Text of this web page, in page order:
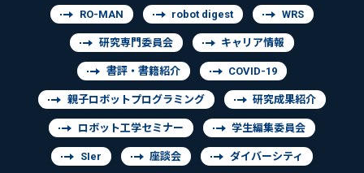
RO-MAN robot digest WRS
研究専門委員会 キャリア情報
書評・書籍紹介 COVID-19
親子ロボットプログラミング 研究成果紹介
ロボット工学セミナー 学生編集委員会
SIer 座談会 ダイバーシティ